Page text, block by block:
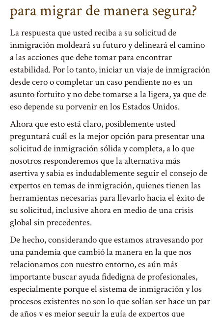
para migrar de manera segura?
La respuesta que usted reciba a su solicitud de
inmigración moldeará su futuro y delineará el camino
a las acciones que debe tomar para encontrar
estabilidad. Por lo tanto, iniciar un viaje de inmigración
desde cero o completar un caso pendiente no es un
asunto fortuito y no debe tomarse a la ligera, ya que de
eso depende su porvenir en los Estados Unidos.
Ahora que esto está claro, posiblemente usted
preguntará cuál es la mejor opción para presentar una
solicitud de inmigración sólida y completa, a lo que
nosotros responderemos que la alternativa más
asertiva y sabia es indudablemente seguir el consejo de
expertos en temas de inmigración, quienes tienen las
herramientas necesarias para llevarlo hacia el éxito de
su solicitud, inclusive ahora en medio de una crisis
global sin precedentes.
De hecho, considerando que estamos atravesando por
una pandemia que cambió la manera en la que nos
relacionamos con nuestro entorno, es aún más
importante buscar ayuda fidedigna de profesionales,
especialmente porque el sistema de inmigración y los
procesos existentes no son lo que solían ser hace un par
de años y es mejor seguir la guía de expertos que